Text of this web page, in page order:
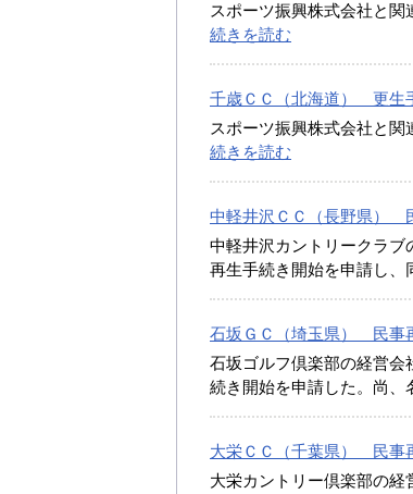
スポーツ振興株式会社と関
続きを読む
千歳ＣＣ（北海道） 更生
スポーツ振興株式会社と関
続きを読む
中軽井沢ＣＣ（長野県）
中軽井沢カントリークラブ
再生手続き開始を申請し、
石坂ＧＣ（埼玉県） 民事
石坂ゴルフ倶楽部の経営会
続き開始を申請した。尚、
大栄ＣＣ（千葉県） 民事
大栄カントリー倶楽部の